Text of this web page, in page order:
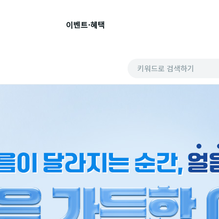
이벤트·혜택
키워드로 검색하기